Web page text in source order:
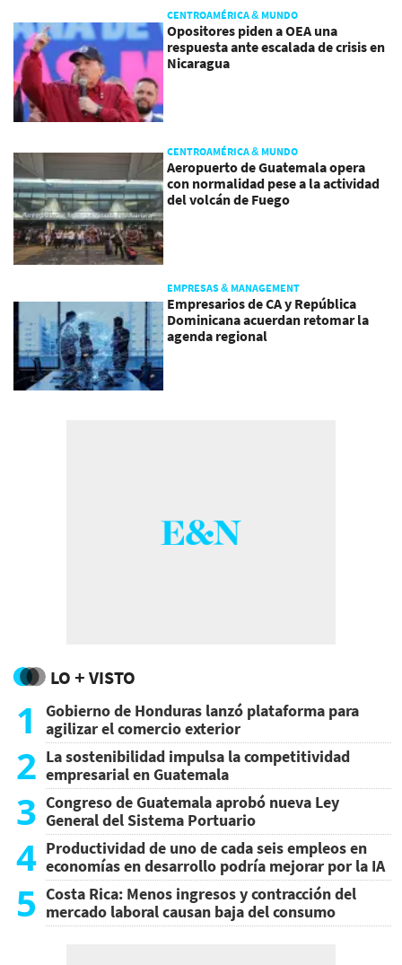
CENTROAMÉRICA & MUNDO
Opositores piden a OEA una
respuesta ante escalada de crisis en
Nicaragua
CENTROAMÉRICA & MUNDO
Aeropuerto de Guatemala opera
con normalidad pese a la actividad
del volcán de Fuego
EMPRESAS & MANAGEMENT
Empresarios de CA y República
Dominicana acuerdan retomar la
agenda regional
LO + VISTO
1
Gobierno de Honduras lanzó plataforma para
agilizar el comercio exterior
2 La sostenibilidad impulsa la competitividad
empresarial en Guatemala
3 Congreso de Guatemala aprobó nueva Ley
General del Sistema Portuario
4 Productividad de uno de cada seis empleos en
economías en desarrollo podría mejorar por la IA
5 Costa Rica: Menos ingresos y contracción del
mercado laboral causan baja del consumo